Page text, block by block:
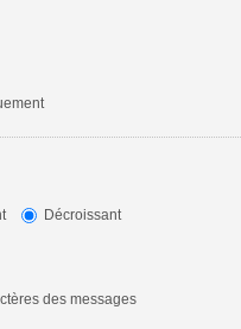
Décroissant
des messages